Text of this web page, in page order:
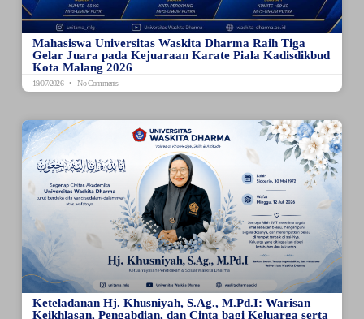
Mahasiswa Universitas Waskita Dharma Raih Tiga
Gelar Juara pada Kejuaraan Karate Piala Kadisdikbud
Kota Malang 2026
19/07/2026 No Comments
Keteladanan Hj. Khusniyah, S.Ag., M.Pd.I: Warisan
Keikhlasan, Pengabdian, dan Cinta bagi Keluarga serta